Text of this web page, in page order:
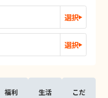
選択
選択
福利
生活
こだ